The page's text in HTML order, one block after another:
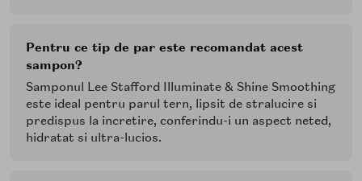
Pentru ce tip de par este recomandat acest
sampon?
Samponul Lee Stafford Illuminate & Shine Smoothing
este ideal pentru parul tern, lipsit de stralucire si
predispus la incretire, conferindu-i un aspect neted,
hidratat si ultra-lucios.